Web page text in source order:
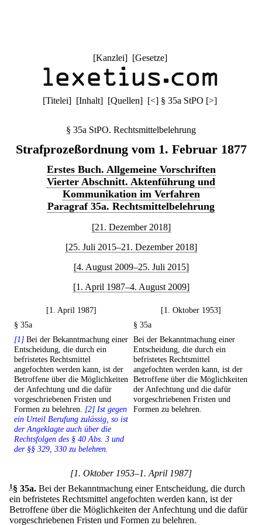
[Kanzlei] [Gesetze]
[Titelei] [Inhalt] [Quellen] [<] § 35a StPO [>]
§ 35a StPO. Rechtsmittelbelehrung
Strafprozeßordnung vom 1. Februar 1877
Erstes Buch. Allgemeine Vorschriften
Vierter Abschnitt. Aktenführung und
Kommunikation im Verfahren
Paragraf 35a. Rechtsmittelbelehrung
[21. Dezember 2018]
[25. Juli 2015–21. Dezember 2018]
[4. August 2009–25. Juli 2015]
[1. April 1987–4. August 2009]
[1. April 1987]
[1. Oktober 1953]
§ 35a
§ 35a
[1] Bei der Bekanntmachung einer
Entscheidung, die durch ein
befristetes Rechtsmittel
angefochten werden kann, ist der
Betroffene über die Möglichkeiten
der Anfechtung und die dafür
vorgeschriebenen Fristen und
Formen zu belehren. [2] Ist gegen
ein Urteil Berufung zulässig, so ist
der Angeklagte auch über die
Rechtsfolgen des § 40 Abs. 3 und
der §§ 329, 330 zu belehren.
Bei der Bekanntmachung einer
Entscheidung, die durch ein
befristetes Rechtsmittel
angefochten werden kann, ist der
Betroffene über die Möglichkeiten
der Anfechtung und die dafür
vorgeschriebenen Fristen und
Formen zu belehren.
[1. Oktober 1953–1. April 1987]
1§ 35a. Bei der Bekanntmachung einer Entscheidung, die durch
ein befristetes Rechtsmittel angefochten werden kann, ist der
Betroffene über die Möglichkeiten der Anfechtung und die dafür
vorgeschriebenen Fristen und Formen zu belehren.